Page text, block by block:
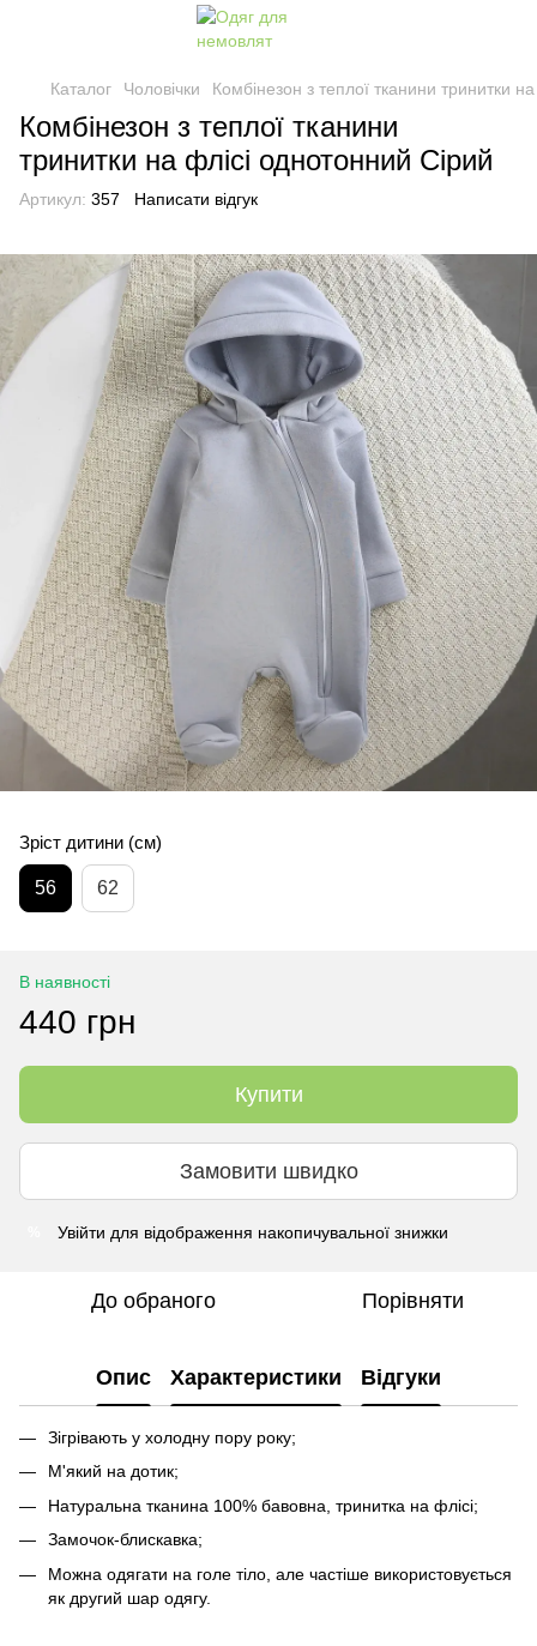
Каталог Чоловічки Комбінезон з теплої тканини тринитки
Комбінезон з теплої тканини
тринитки на флісі однотонний Сірий
Артикул: 357 Написати відгук
Зріст дитини (см)
56 62
В наявності
440 грн
Купити
Замовити швидко
Увійти для відображення накопичувальної знижки
До обраного Порівняти
Опис Характеристики Відгуки
Зігрівають у холодну пору року;
М'який на дотик;
Натуральна тканина 100% бавовна, тринитка на флісі;
Замочок-блискавка;
Можна одягати на голе тіло, але частіше використовується
як другий шар одягу.